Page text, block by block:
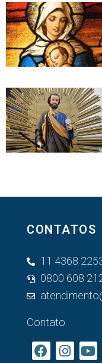
CONTATOS
11 4368
0800 608
Contato